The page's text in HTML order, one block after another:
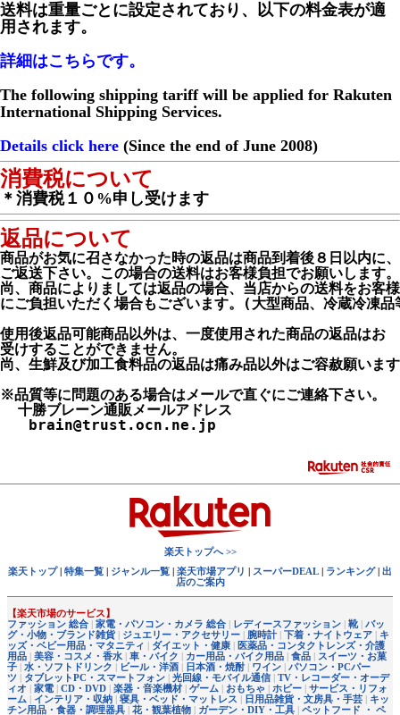
送料は重量ごとに設定されており、以下の料金表が適
用されます。
詳細はこちらです。
The following shipping tariff will be applied for Rakuten
International Shipping Services.
Details click here (Since the end of June 2008)
消費税について
＊消費税１０%申し受けます
返品について
商品がお気に召さなかった時の返品は商品到着後８日以内に、
ご返送下さい。この場合の送料はお客様負担でお願いします。
尚、商品によりましては返品の場合、当店からの送料をお客様
にご負担いただく場合もございます。(大型商品、冷蔵冷凍
使用後返品可能商品以外は、一度使用された商品の返品はお
受けすることができません。
尚、生鮮及び加工食料品の返品は痛み品以外はご容赦願いま
※品質等に問題のある場合はメールで直ぐにご連絡下さい。
  十勝ブレーン通販メールアドレス
brain@trust.ocn.ne.jp
楽天トップへ >>
楽天トップ| 特集一覧 | ジャンル一覧 | 楽天市場アプリ | スーパーDEAL | ランキング| 出
店のご案内
【楽天市場のサービス】
ファッション 総合 | 家電・パソコン・カメラ 総合 | レディースファッション | 靴| バッ
グ・小物・ブランド雑貨 | ジュエリー・アクセサリー | 腕時計 | 下着・ナイトウェア | キ
ッズ・ベビー用品・マタニティ | ダイエット・健康 | 医薬品・コンタクトレンズ・介護
用品 | 美容・コスメ・香水 | 車・バイク | カー用品・バイク用品 | 食品 | スイーツ・お菓
子 | 水・ソフトドリンク | ビール・洋酒 | 日本酒・焼酎 | ワイン | パソコン・PCパー
ツ | タブレットPC・スマートフォン | 光回線・モバイル通信 | TV・レコーダー・オーデ
ィオ | 家電 | CD・DVD | 楽器・音楽機材 | ゲーム | おもちゃ | ホビー | サービス・リフォ
ーム | インテリア・収納 | 寝具・ベッド・マットレス | 日用品雑貨・文房具・手芸 | キッ
チン用品・食器・調理器具 | 花・観葉植物 | ガーデン・DIY・工具 | ペットフード ・ ペ